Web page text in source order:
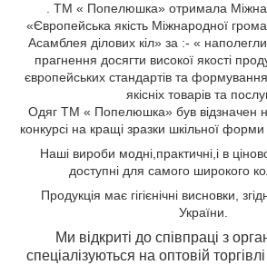
. ТМ « Попелюшка» отримала
«Європейська якість Міжнародної
Асамблея ділових кіл» за :- «
прагнення досягти високої якості
європейських стандартів та
якісніх товарів та
Одяг ТМ « Попелюшка» був відзначен
конкурсі на кращі зразки шкільної форми
Наші вироби модні,практичні,ів
доступні для самого широкого
Продукція має гігієнічні висновки,
України.
Ми відкриті до співпраці з
спеціалізуються на оптовій